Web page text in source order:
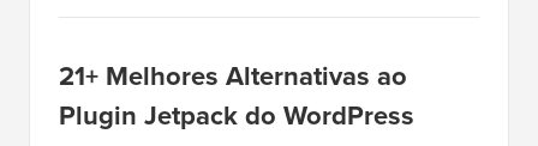
21+ Melhores Alternativas ao
Plugin Jetpack do WordPress